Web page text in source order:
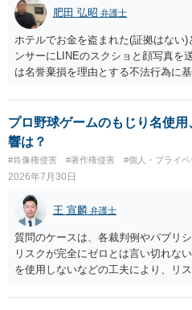
肥田 弘昭 弁護士
ホテルでお金を盗まれた(証拠はない
ンサーにLINEのスクショと顔写真を
は名誉棄損を理由とする不法行為に
その人が会社を経営しているようで
賠償金と8人分の従業員の年間利益
の計算がすべて損害とならないかと
良いかと思います。ご参考にしてくだ
プロ野球ゲームのもじり名使
響は？
#肖像権侵害 #著作権侵害 #個人・プライベ
2026年7月30日
王 宣麟 弁護士
質問のケースは、各裁判例やパブリ
リスクが完全にゼロとは言い切れな
を使用しないなどの工夫により、リ
推測できる」という点は、裁判で争